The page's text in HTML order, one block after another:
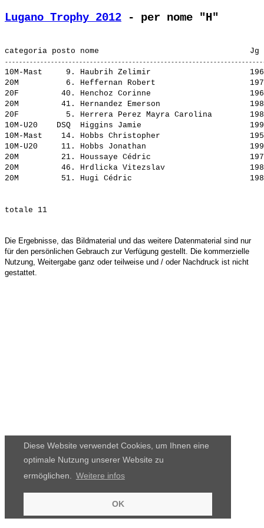
Diese Website verwendet Cookies, um Ihnen eine
optimale Nutzung unserer Website zu
ermöglichen.
Weitere infos
OK
Lugano Trophy 2012 - per nome "H"
10M-Mast     9. Haubrih Zelimir
20M          6. Heffernan Robert
20F         40. Henchoz Corinne
20M         41. Hernandez Emerson
20F          5. Herrera Perez Mayra Carolina
10M-U20    DSQ Higgins Jamie
10M-Mast    14. Hobbs Christopher
10M-U20     11. Hobbs Jonathan
20M         21. Houssaye Cédric
20M         46. Hrdlicka Vitezslav
20M         51. Hugi Cédric
Die Ergebnisse, das Bildmaterial und das weitere Datenmaterial sind nur
für den persönlichen Gebrauch zur Verfügung gestellt. Die kommerzielle
Nutzung, Weitergabe ganz oder teilweise und / oder Nachdruck ist nicht
gestattet.